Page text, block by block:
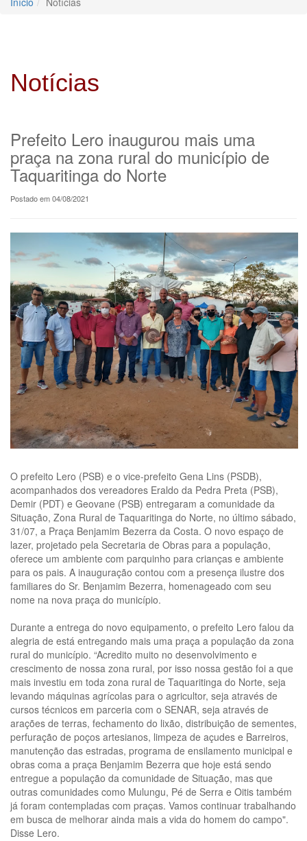
Notícias
Prefeito Lero inaugurou mais uma
praça na zona rural do município de
Taquaritinga do Norte
Postado em 04/08/2021
O prefeito Lero (PSB) e o vice-prefeito Gena Lins (PSDB),
acompanhados dos vereadores Eraldo da Pedra Preta (PSB),
Demir (PDT) e Geovane (PSB) entregaram a comunidade da
Situação, Zona Rural de Taquaritinga do Norte, no último sábado,
31/07, a Praça Benjamim Bezerra da Costa. O novo espaço de
lazer, projetado pela Secretaria de Obras para a população,
oferece um ambiente com parquinho para crianças e ambiente
para os pais. A inauguração contou com a presença ilustre dos
familiares do Sr. Benjamim Bezerra, homenageado com seu
nome na nova praça do município.
Durante a entrega do novo equipamento, o prefeito Lero falou da
alegria de está entregando mais uma praça a população da zona
rural do município. “Acredito muito no desenvolvimento e
crescimento de nossa zona rural, por isso nossa gestão foi a que
mais investiu em toda zona rural de Taquaritinga do Norte, seja
levando máquinas agrícolas para o agricultor, seja através de
cursos técnicos em parceria com o SENAR, seja através de
arações de terras, fechamento do lixão, distribuição de sementes,
perfuração de poços artesianos, limpeza de açudes e Barreiros,
manutenção das estradas, programa de ensilamento municipal e
obras coma a praça Benjamim Bezerra que hoje está sendo
entregue a população da comunidade de Situação, mas que
outras comunidades como Mulungu, Pé de Serra e Oitis também
já foram contempladas com praças. Vamos continuar trabalhando
em busca de melhorar ainda mais a vida do homem do campo".
Disse Lero.